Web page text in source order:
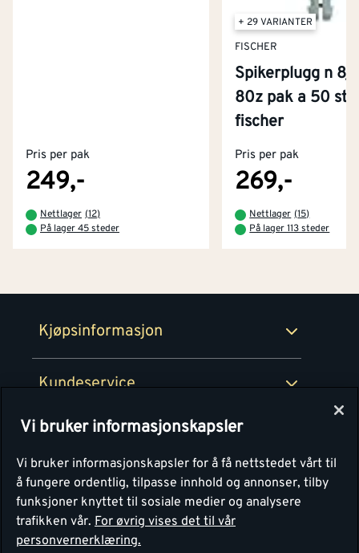
Pris per pak
249,-
Nettlager (12)
På lager 45 steder
+ 29 VARIANTER
FISCHER
Spikerplugg n
80z pak a 50 stk
fischer
Pris per pak
269,-
Nettlager (15)
På lager 113 steder
Kjøpsinformasjon
Kjøpsbetingelser
Betaling
Retur- og angrerettsskjema
Kundeservice
Tjenester
Montér Klubb
Montér
Byggevarehus og åpningstider
Prismatch
Personvern
Vi bruker informasjonskapsler
Vi bruker informasjonskapsler for å få nettstedet vårt til
å fungere ordentlig, tilpasse innhold og annonser, tilby
funksjoner knyttet til sosiale medier og analysere
trafikken vår. For øvrig vises det til vår
personvernerklæring.